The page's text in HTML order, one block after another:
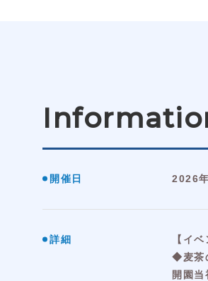
開催日 2026
詳細
【イ
◆麦茶
開園